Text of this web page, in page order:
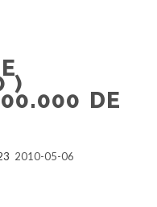
)
DE
2010-05-06